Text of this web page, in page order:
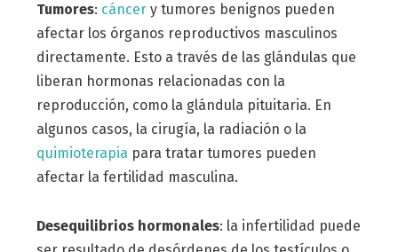
Tumores: cáncery tumores benignos pueden
afectar los órganos reproductivos masculinos
directamente. Esto a través de las glándulas que
liberan hormonas relacionadas con la
reproducción, como la glándula pituitaria. En
algunos casos, la cirugía, la radiación o la
quimioterapia para tratar tumores pueden
afectar la fertilidad masculina.
Desequilibrios hormonales: la infertilidad puede